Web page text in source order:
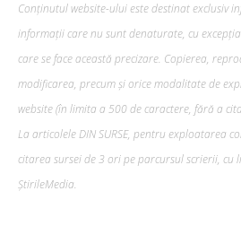
Conținutul website-ului este destinat exclusiv
informații care nu sunt denaturate, cu
care se face această precizare. Copierea,
modificarea, precum şi orice modalitate de
website (în limita a 500 de caractere, fără a
La articolele DIN SURSE, pentru exploatarea
citarea sursei de 3 ori pe parcursul scrierii, cu
ȘtirileMedia.